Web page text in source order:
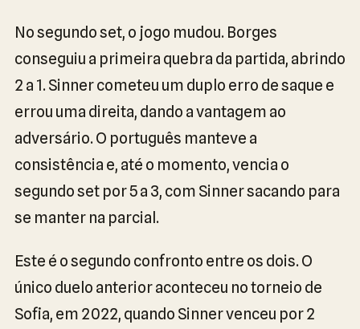
No segundo set, o jogo mudou. Borges
conseguiu a primeira quebra da partida, abrindo
2 a 1. Sinner cometeu um duplo erro de saque e
errou uma direita, dando a vantagem ao
adversário. O português manteve a
consistência e, até o momento, vencia o
segundo set por 5 a 3, com Sinner sacando para
se manter na parcial.
Este é o segundo confronto entre os dois. O
único duelo anterior aconteceu no torneio de
Sofia, em 2022, quando Sinner venceu por 2